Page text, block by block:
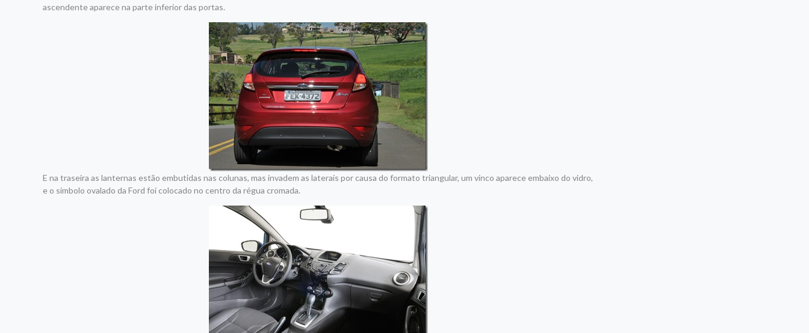
ascendente aparece na parte inferior das portas.
E na traseira as lanternas estão embutidas nas colunas, mas invadem as laterais por causa do formato triangular, um vinco aparece embaixo do vidro,
e o símbolo ovalado da Ford foi colocado no centro da régua cromada.